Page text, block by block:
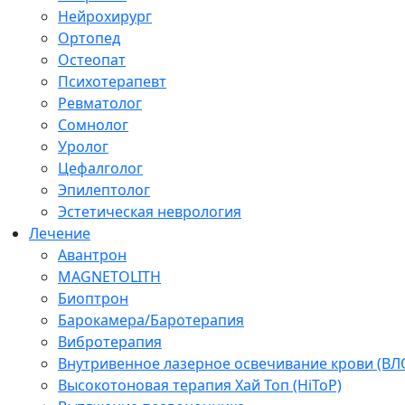
Нейрохирург
Ортопед
Остеопат
Психотерапевт
Ревматолог
Сомнолог
Уролог
Цефалголог
Эпилептолог
Эстетическая неврология
Лечение
Авантрон
MAGNETOLITH
Биоптрон
Барокамера/Баротерапия
Вибротерапия
Внутривенное лазерное освечивание крови
Высокотоновая терапия Хай Топ (HiToP)